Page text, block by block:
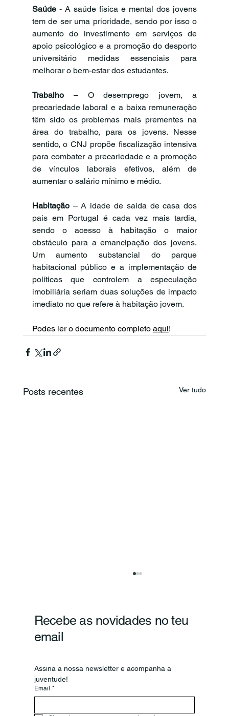
Saúde - A saúde física e mental dos jovens
tem de ser uma prioridade, sendo por isso o
aumento do investimento em serviços de
apoio psicológico e a promoção do desporto
universitário medidas essenciais para
melhorar o bem-estar dos estudantes.
Trabalho – O desemprego jovem, a
precariedade laboral e a baixa remuneração
têm sido os problemas mais prementes na
área do trabalho, para os jovens. Nesse
sentido, o CNJ propõe fiscalização intensiva
para combater a precariedade e a promoção
de vínculos laborais efetivos, além de
aumentar o salário mínimo e médio.
Habitação – A idade de saída de casa dos
pais em Portugal é cada vez mais tardia,
sendo o acesso à habitação o maior
obstáculo para a emancipação dos jovens.
Um aumento substancial do parque
habitacional público e a implementação de
políticas que controlem a especulação
imobiliária seriam duas soluções de impacto
imediato no que refere à habitação jovem.
Podes ler o documento completo aqui!
Posts recentes Ver tudo
Recebe as novidades no teu
email
Assina a nossa newsletter e acompanha a
juventude!
Email *